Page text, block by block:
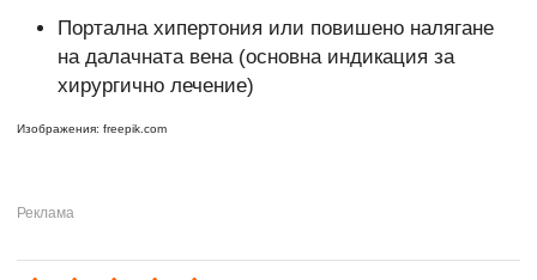
Портална хипертония или повишено налягане
на далачната вена (основна индикация за
хирургично лечение)
Изображения: freepik.com